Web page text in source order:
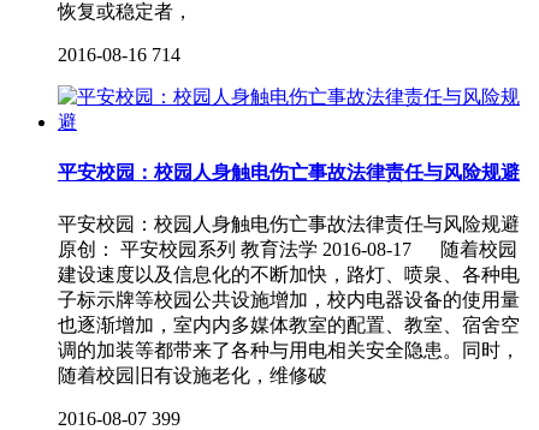
恢复或稳定者，
2016-08-16 714
平安校园：校园人身触电伤亡事故法律责任与风险规避
平安校园：校园人身触电伤亡事故法律责任与风险规避
原创： 平安校园系列 教育法学 2016-08-17 随着校园
建设速度以及信息化的不断加快，路灯、喷泉、各种电
子标示牌等校园公共设施增加，校内电器设备的使用量
也逐渐增加，室内内多媒体教室的配置、教室、宿舍空
调的加装等都带来了各种与用电相关安全隐患。同时，
随着校园旧有设施老化，维修破
2016-08-07 399